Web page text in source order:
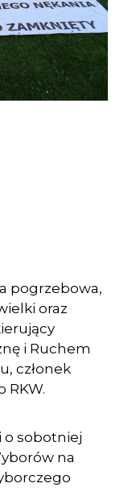
pogrzebowa,
oraz
i Ruchem
członek
RKW.
o sobotniej
na